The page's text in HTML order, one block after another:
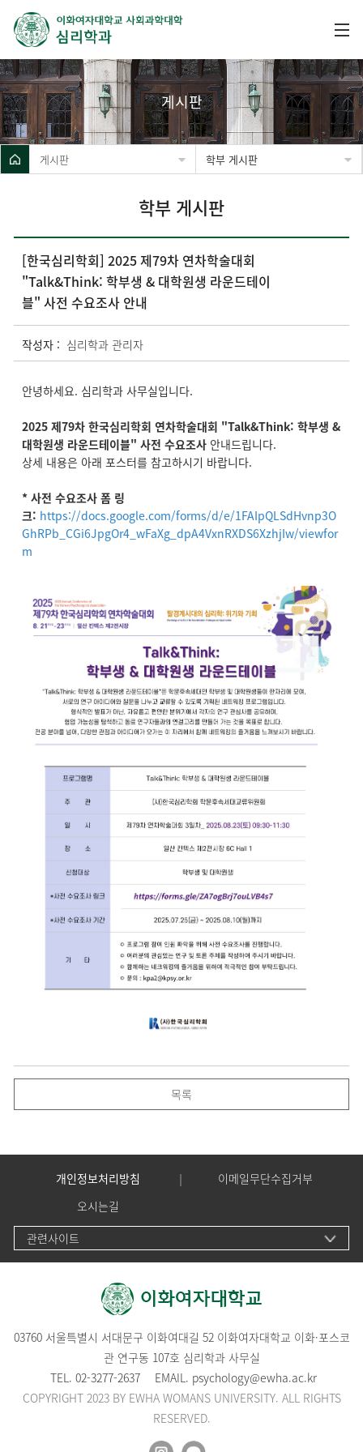
게시판
게시판 학부 게시판
학부 게시판
[한국심리학회] 2025 제79차 연차학술대회
"Talk&Think: 학부생 & 대학원생 라운드테이
블" 사전 수요조사 안내
작성자 : 심리학과 관리자
안녕하세요. 심리학과 사무실입니다.
2025 제79차 한국심리학회 연차학술대회 "Talk&Think: 학부생 &
대학원생 라운드테이블" 사전 수요조사 안내드립니다.
상세 내용은 아래 포스터를 참고하시기 바랍니다.
* 사전 수요조사 폼 링
크: https://docs.google.com/forms/d/e/1FAIpQLSdHvnp3O
GhRPb_CGi6JpgOr4_wFaXg_dpA4VxnRXDS6XzhjIw/viewfor
m
목록
개인정보처리방침
이메일무단수집거부
오시는길
관련사이트
03760 서울특별시 서대문구 이화여대길 52 이화여자대학교 이화·포스코
관 연구동 107호 심리학과 사무실
TEL. 02-3277-2637 EMAIL. psychology@ewha.ac.kr
COPYRIGHT 2023 BY EWHA WOMANS UNIVERSITY. ALL RIGHTS
RESERVED.